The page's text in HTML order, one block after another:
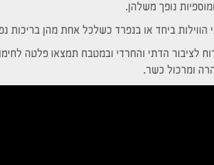
נופך משלהן.
ביחד או בנפרד כשלכל אחת מהן בריכות
לציבור הדתי והחרדי ובמטבח תמצאו פלטה
ומרכול כשר.